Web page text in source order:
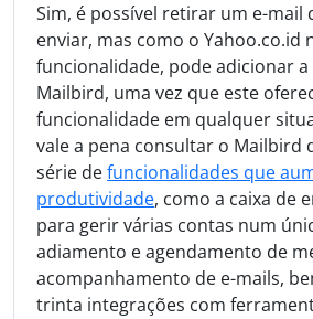
Sim, é possível retirar um e-mail
enviar, mas como o Yahoo.co.id
funcionalidade, pode adicionar a
Mailbird, uma vez que este
funcionalidade em qualquer
vale a pena consultar o Mailbird
série defuncionalidades que
produtividade, como a caixa de
para gerir várias contas num
adiamento e agendamento de
acompanhamento de e-mails,
trinta integrações com